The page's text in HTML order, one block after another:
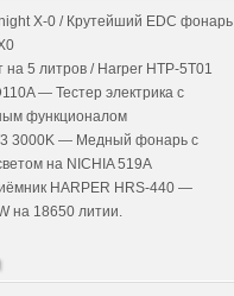
X-0 / Крутейший EDC фонарь
на 5 литров / Harper HTP-5T01
— Тестер электрика с
функционалом
3000K — Медный фонарь с
на NICHIA 519A
HARPER HRS-440 —
на 18650 литии.